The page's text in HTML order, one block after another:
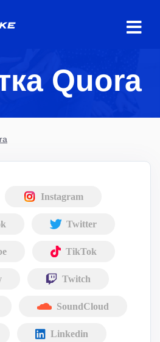
Quora
Instagram
Twitter
TikTok
Twitch
SoundCloud
Linkedin